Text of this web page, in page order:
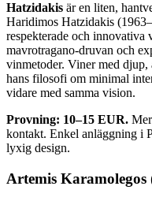
Hatzidakis är en liten,
Haridimos Hatzidakis
respekterade och innovativa
mavrotragano-druvan och
vinmetoder. Viner med djup,
hans filosofi om minimal
vidare med samma vision.
Provning: 10–15 EUR.
kontakt. Enkel anläggning i
lyxig design.
Artemis